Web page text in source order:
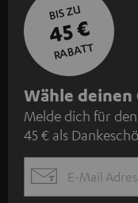
BIS ZU
45 €
RABATT
N
e
w
s
Wähle deinen
Melde dich für
45 € als
EMAIL